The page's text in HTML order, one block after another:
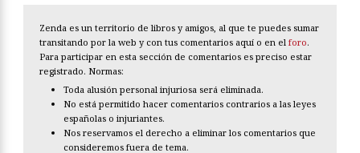
Zenda es un territorio de libros y amigos, al que te puedes sumar
transitando por la web y con tus comentarios aquí o en el foro.
Para participar en esta sección de comentarios es preciso estar
registrado. Normas:
Toda alusión personal injuriosa será eliminada.
No está permitido hacer comentarios contrarios a las leyes
españolas o injuriantes.
Nos reservamos el derecho a eliminar los comentarios que
consideremos fuera de tema.